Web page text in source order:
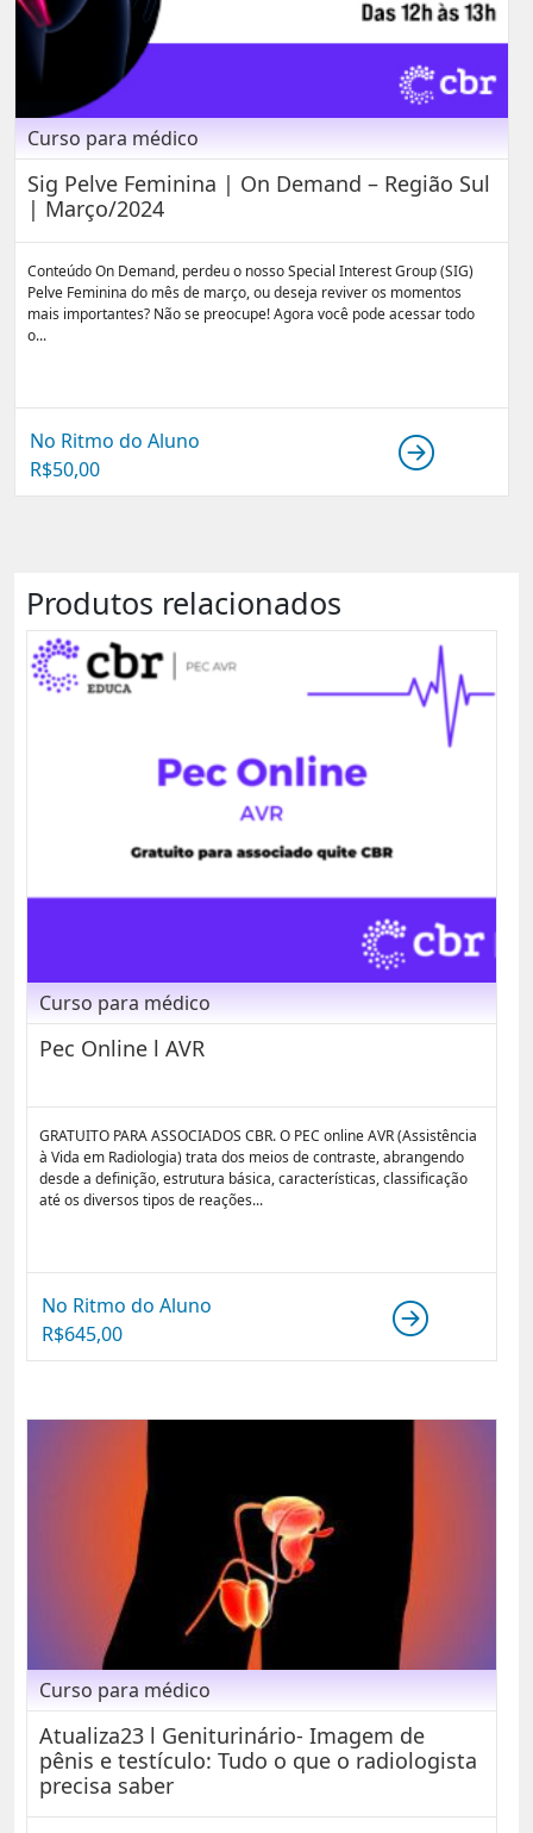
Curso para médico
Sig Pelve Feminina | On Demand – Região Sul
| Março/2024
Conteúdo On Demand, perdeu o nosso Special Interest Group (SIG)
Pelve Feminina do mês de março, ou deseja reviver os momentos
mais importantes? Não se preocupe! Agora você pode acessar todo
o...
No Ritmo do Aluno
R$50,00
Produtos relacionados
Curso para médico
Pec Online l AVR
GRATUITO PARA ASSOCIADOS CBR. O PEC online AVR (Assistência
à Vida em Radiologia) trata dos meios de contraste, abrangendo
desde a definição, estrutura básica, características, classificação
até os diversos tipos de reações...
No Ritmo do Aluno
R$645,00
Curso para médico
Atualiza23 l Geniturinário- Imagem de
pênis e testículo: Tudo o que o radiologista
precisa saber